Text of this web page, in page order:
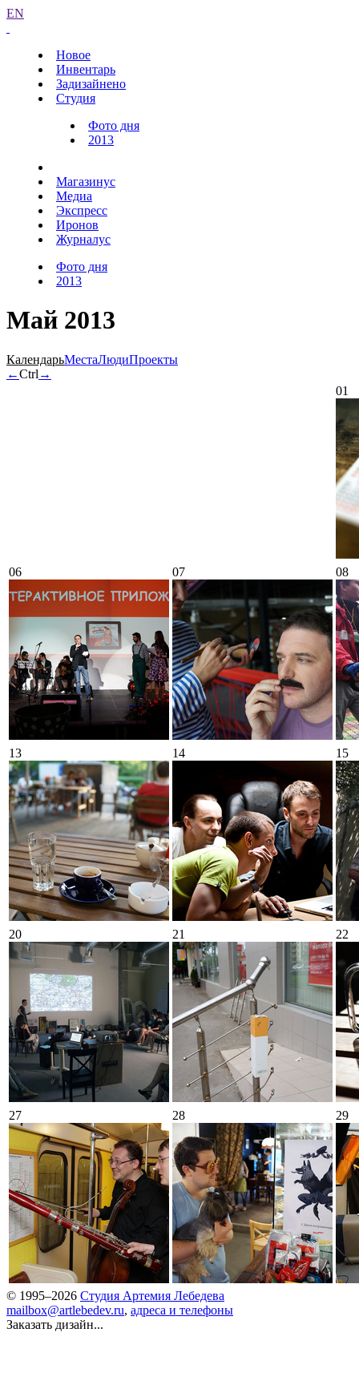
EN
Новое
Инвентарь
Задизайнено
Студия
Фото дня
2013
Магазинус
Медиа
Экспресс
Иронов
Журналус
Фото дня
2013
Май 2013
КалендарьМестаЛюдиПроекты
←Ctrl →
01
06 07 08
13 14 15
20 21 22
27 28 29
© 1995–2026 Студия Артемия Лебедева
mailbox@artlebedev.ru, адреса и телефоны
Заказать дизайн...